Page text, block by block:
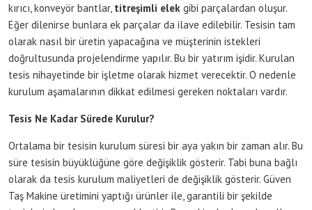
kırıcı, konveyör bantlar, titreşimli elek gibi parçalardan oluşur.
Eğer dilenirse bunlara ek parçalar da ilave edilebilir. Tesisin tam
olarak nasıl bir üretin yapacağına ve müşterinin istekleri
doğrultusunda projelendirme yapılır. Bu bir yatırım işidir. Kurulan
tesis nihayetinde bir işletme olarak hizmet verecektir. O nedenle
kurulum aşamalarının dikkat edilmesi gereken noktaları vardır.
Tesis Ne Kadar Sürede Kurulur?
Ortalama bir tesisin kurulum süresi bir aya yakın bir zaman alır. Bu
süre tesisin büyüklüğüne göre değişiklik gösterir. Tabi buna bağlı
olarak da tesis kurulum maliyetleri de değişiklik gösterir. Güven
Taş Makine üretimini yaptığı ürünler ile, garantili bir şekilde